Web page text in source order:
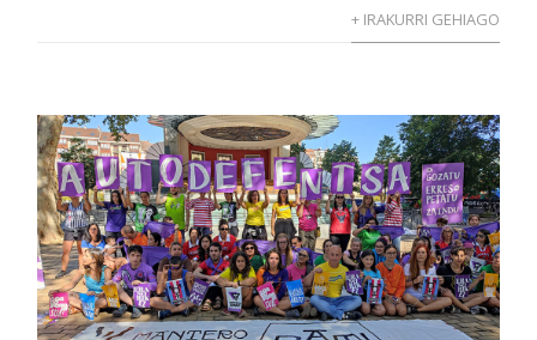
+ IRAKURRI GEHIAGO